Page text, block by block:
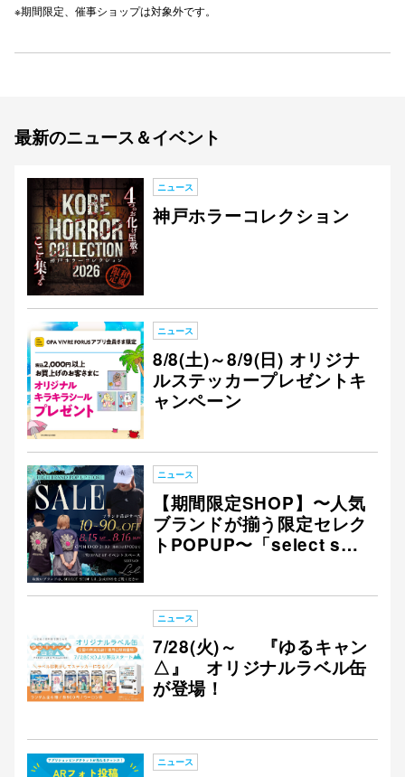
※期間限定、催事ショップは対象外です。
最新のニュース＆イベント
ニュース
神戸ホラーコレクション
ニュース
8/8(土)～8/9(日) オリジナ
ルステッカープレゼントキ
ャンペーン
ニュース
【期間限定SHOP】〜人気
ブランドが揃う限定セレク
トPOPUP〜「select sho
ニュース
7/28(火)～ 『ゆるキャン
△』 オリジナルラベル缶
が登場！
ニュース